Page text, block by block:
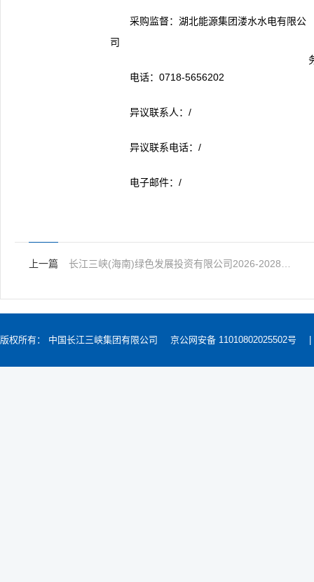
采购监督：湖北能源集团溇水水电有限公
司
电话：0718-5656202
异议联系人：/
异议联系电话：/
电子邮件：/
上一篇
版权所有： 中国长江三峡集团有限公司 京公网安备 11010802025502号